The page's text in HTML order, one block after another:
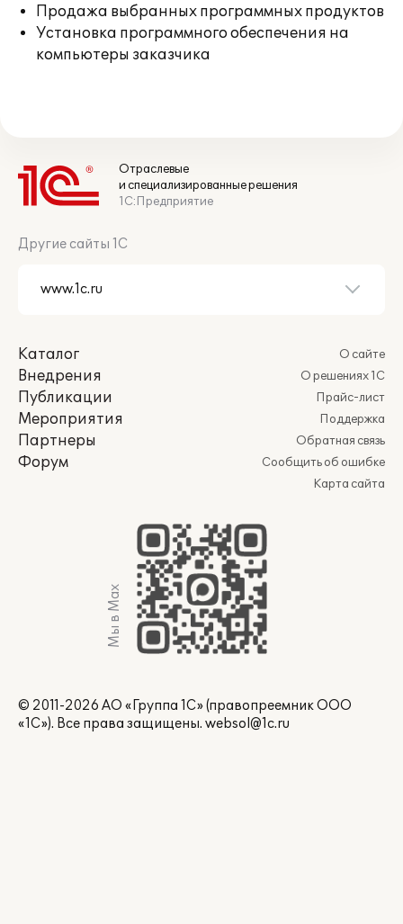
Продажа выбранных программных продуктов
Установка программного обеспечения на
компьютеры заказчика
Отраслевые
и специализированные решения
1С:Предприятие
Другие сайты 1С
Каталог
Внедрения
Публикации
Мероприятия
Партнеры
Форум
О сайте
О решениях 1С
Прайс-лист
Поддержка
Обратная связь
Сообщить об ошибке
Карта сайта
Мы в Max
© 2011-2026 АО «Группа 1С» (правопреемник ООО
«1С»). Все права защищены. websol@1c.ru